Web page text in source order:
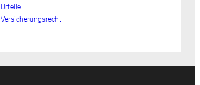
Urteile
Versicherungsrecht